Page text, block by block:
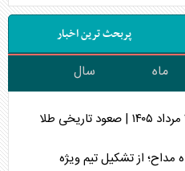
پربحث ترین اخبار
ماه سال
از تشکیل تیم ویژه